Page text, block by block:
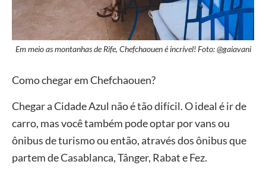
Em meio as montanhas de Rife, Chefchaouen é incrível! Foto: @gaiavani
Como chegar em Chefchaouen?
Chegar a Cidade Azul não é tão difícil. O ideal é ir de
carro, mas você também pode optar por vans ou
ônibus de turismo ou então, através dos ônibus que
partem de Casablanca, Tânger, Rabat e Fez.